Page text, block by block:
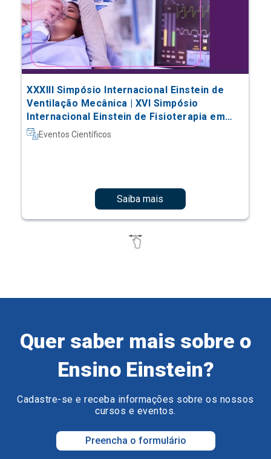
XXXIII Simpósio Internacional Einstein de
Ventilação Mecânica | XVI Simpósio
Internacional Einstein de Fisioterapia em
Terapia Intensiva
Eventos Científicos
Saiba mais
Quer saber mais sobre o
Ensino Einstein?
Cadastre-se e receba informações sobre os nossos
cursos e eventos.
Preencha o formulário